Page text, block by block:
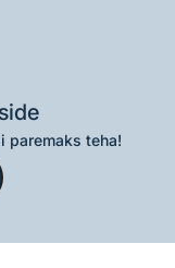
paremaks teha!